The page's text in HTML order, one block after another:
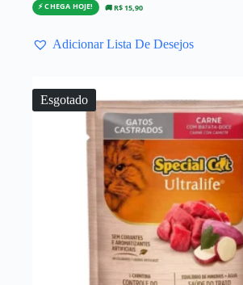
⚡ CHEGA HOJE! 🚚 R$ 15,90
Adicionar Lista De Desejos
Esgotado